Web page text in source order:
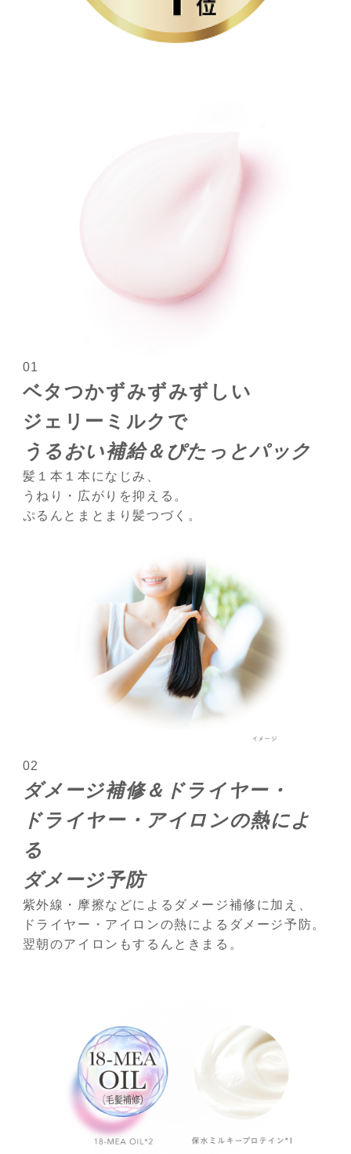
01
ベタつかずみずみずしい
ジェリーミルクで
うるおい補給＆ぴたっとパック
髪１本１本になじみ、
うねり・広がりを抑える。
ぷるんとまとまり髪つづく。
02
ダメージ補修＆ ドライヤー・
ドライヤー・ アイロンの熱によ
る
ダメージ予防
紫外線・摩擦などによるダメージ補修に加え、
ドライヤー・アイロンの熱によるダメージ予防。
翌朝のアイロンもするんときまる。